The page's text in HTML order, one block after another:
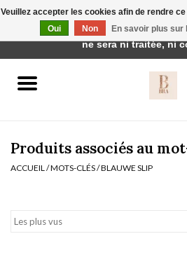
Réduction
Produits associés au
ACCUEIL /MOTS-CLÉS/BLAUWE SLIP
Veuillez accepter les cookies afin de rendre
Oui
Non En savoir plus sur
Cette boutique est en construction.
ne sera ni traitée, ni